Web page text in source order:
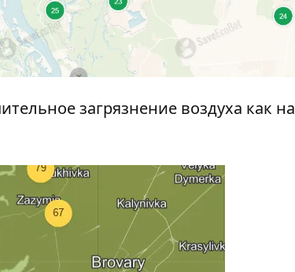
загрязнение воздуха как на